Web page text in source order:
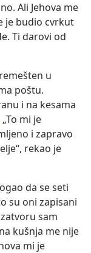
Ali Jehova me
je budio cvrkut
Ti darovi od
u
poštu.
i na kesama
„To mi je
i zapravo
rekao je
da se seti
su oni zapisani
sam
kušnja me nije
mi je